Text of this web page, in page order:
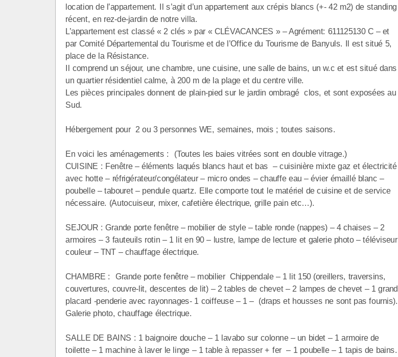
location de l’appartement. Il s’agit d’un appartement aux crépis blancs (+- 42 m2) de standing
récent, en rez-de-jardin de notre villa.
L’appartement est classé « 2 clés » par « CLÉVACANCES » – Agrément: 611125130 C – et
par Comité Départemental du Tourisme et de l’Office du Tourisme de Banyuls. Il est situé 5,
place de la Résistance.
Il comprend un séjour, une chambre, une cuisine, une salle de bains, un w.c et est situé dans
un quartier résidentiel calme, à 200 m de la plage et du centre ville.
Les pièces principales donnent de plain-pied sur le jardin ombragé clos, et sont exposées au
Sud.
Hébergement pour 2 ou 3 personnes WE, semaines, mois ; toutes saisons.
En voici les aménagements : (Toutes les baies vitrées sont en double vitrage.)
CUISINE : Fenêtre – éléments laqués blancs haut et bas – cuisinière mixte gaz et électricité
avec hotte – réfrigérateur/congélateur – micro ondes – chauffe eau – évier émaillé blanc –
poubelle – tabouret – pendule quartz. Elle comporte tout le matériel de cuisine et de service
nécessaire. (Autocuiseur, mixer, cafetière électrique, grille pain etc…).
SEJOUR : Grande porte fenêtre – mobilier de style – table ronde (nappes) – 4 chaises – 2
armoires – 3 fauteuils rotin – 1 lit en 90 – lustre, lampe de lecture et galerie photo – téléviseur
couleur – TNT – chauffage électrique.
CHAMBRE : Grande porte fenêtre – mobilier Chippendale – 1 lit 150 (oreillers, traversins,
couvertures, couvre-lit, descentes de lit) – 2 tables de chevet – 2 lampes de chevet – 1 grand
placard -penderie avec rayonnages- 1 coiffeuse – 1 – (draps et housses ne sont pas fournis).
Galerie photo, chauffage électrique.
SALLE DE BAINS : 1 baignoire douche – 1 lavabo sur colonne – un bidet – 1 armoire de
toilette – 1 machine à laver le linge – 1 table à repasser + fer – 1 poubelle – 1 tapis de bains.